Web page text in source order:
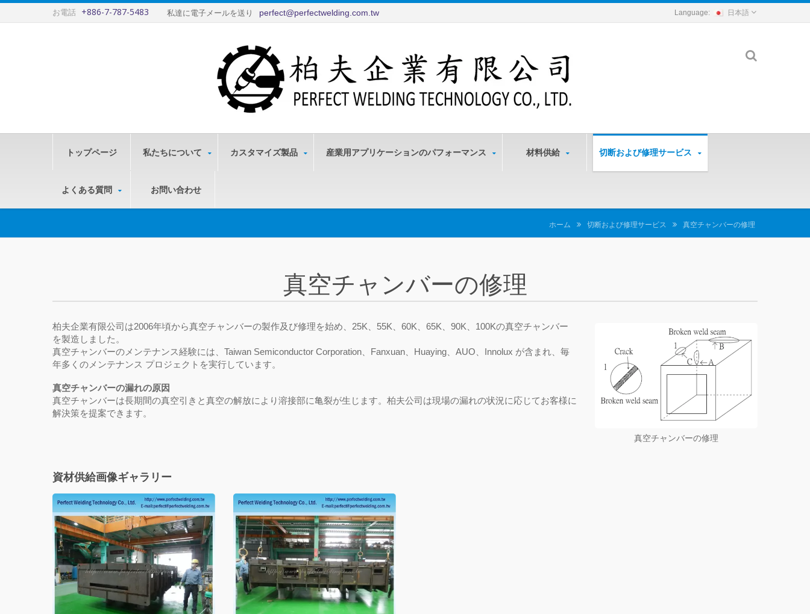
お電話 +886-7-787-5483 私達に電子メールを送り perfect@perfectwelding.com.tw 日本語
トップページ 私たちについて カスタマイズ製品 産業用アプリケーションのパフォーマンス 材料供給 切断および修理サービス
よくある質問 お問い合わせ
ホーム 切断および修理サービス 真空チャンバーの修理
真空チャンバーの修理
真空チャンバーの修理
柏夫企業有限公司は2006年頃から真空チャンバーの製作及び修理を始め、25K、55K、60K、65K、90K、100Kの真空チャンバー
を製造しました。
真空チャンバーのメンテナンス経験には、Taiwan Semiconductor Corporation、Fanxuan、Huaying、AUO、Innolux が含まれ、毎
年多くのメンテナンス プロジェクトを実行しています。
真空チャンバーの漏れの原因
真空チャンバーは長期間の真空引きと真空の解放により溶接部に亀裂が生じます。柏夫公司は現場の漏れの状況に応じてお客様に
解決策を提案できます。
資材供給画像ギャラリー